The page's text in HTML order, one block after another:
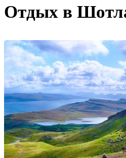
Отдых в